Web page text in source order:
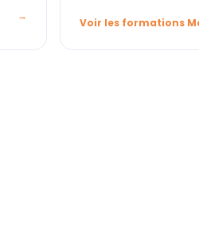
Voir les formations